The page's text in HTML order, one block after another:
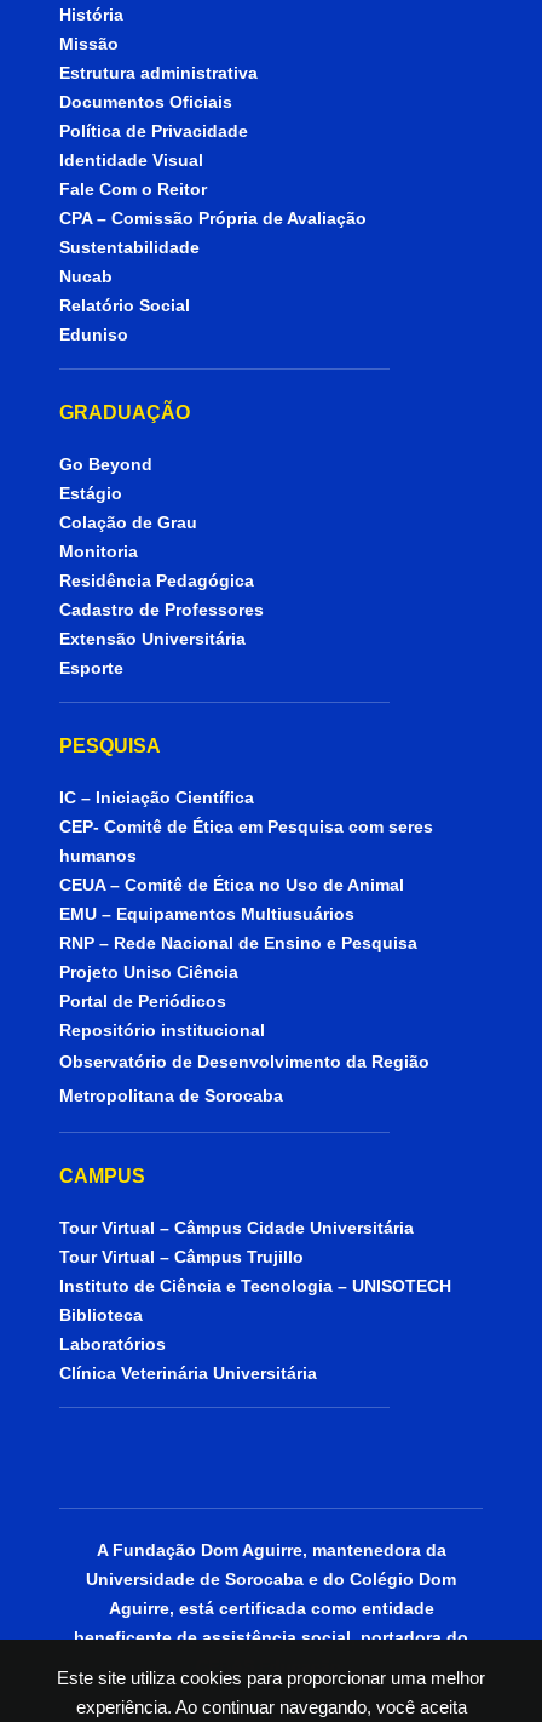
Este site utiliza cookies para proporcionar uma melhor
experiência. Ao continuar navegando, você aceita
História
Missão
Estrutura administrativa
Documentos Oficiais
Política de Privacidade
Identidade Visual
Fale Com o Reitor
CPA – Comissão Própria de Avaliação
Sustentabilidade
Nucab
Relatório Social
Eduniso
GRADUAÇÃO
Go Beyond
Estágio
Colação de Grau
Monitoria
Residência Pedagógica
Cadastro de Professores
Extensão Universitária
Esporte
PESQUISA
IC – Iniciação Científica
CEP- Comitê de Ética em Pesquisa com seres
humanos
CEUA – Comitê de Ética no Uso de Animal
EMU – Equipamentos Multiusuários
RNP – Rede Nacional de Ensino e Pesquisa
Projeto Uniso Ciência
Portal de Periódicos
Repositório institucional
Observatório de Desenvolvimento da Região
Metropolitana de Sorocaba
CAMPUS
Tour Virtual – Câmpus Cidade Universitária
Tour Virtual – Câmpus Trujillo
Instituto de Ciência e Tecnologia – UNISOTECH
Biblioteca
Laboratórios
Clínica Veterinária Universitária
A Fundação Dom Aguirre, mantenedora da
Universidade de Sorocaba e do Colégio Dom
Aguirre, está certificada como entidade
beneficente de assistência social, portadora do